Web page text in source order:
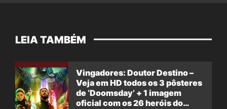
LEIA TAMBÉM
Vingadores: Doutor Destino –
Veja em HD todos os 3 pôsteres
de ‘Doomsday’ + 1 imagem
oficial com os 26 heróis do